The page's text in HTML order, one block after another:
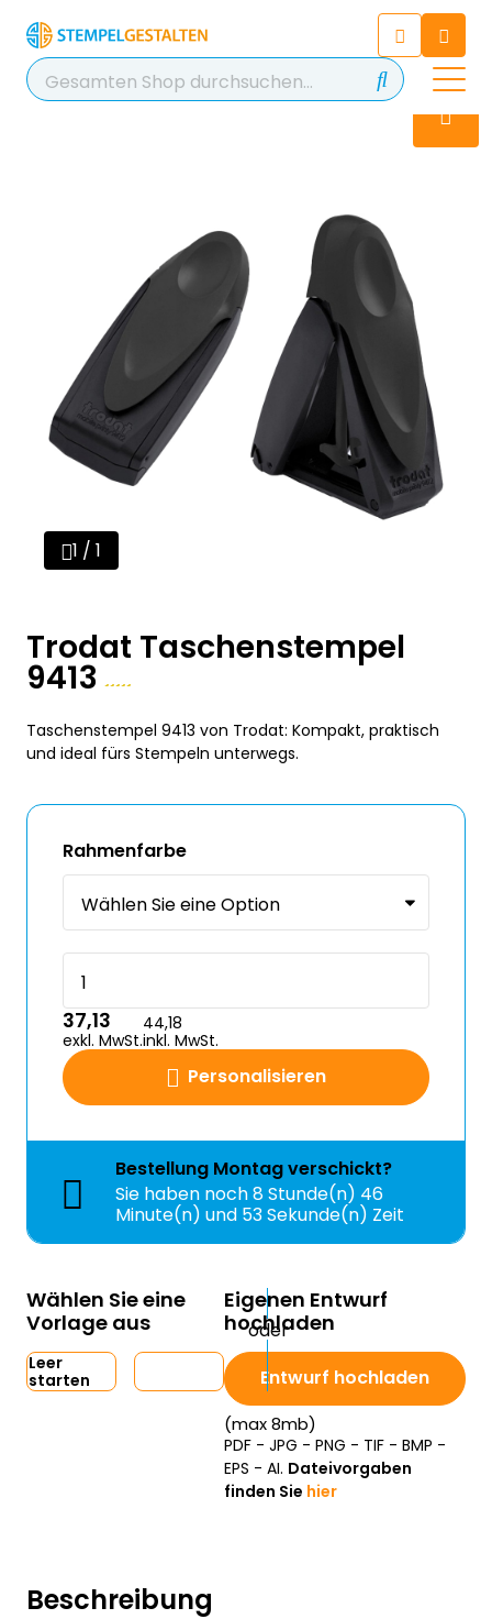
Chatten Sie 24/7 mit unserem
hilfreichen Chatbot
Kontakt
+49 2038 0480 403
Beschreibung
1 / 1
Trodat Taschenstempel
9413
Taschenstempel 9413 von Trodat: Kompakt, praktisch
und ideal fürs Stempeln unterwegs.
Rahmenfarbe
Personalisieren
37,13
exkl. MwSt.
44,18
inkl. MwSt.
Bestellung Montagverschickt?
Sie haben noch8 Stunde(n) 46
Minute(n) und 52 Sekunde(n) Zeit
Wählen Sie eine
Vorlage aus
Leer
starten
Eigenen Entwurf
hochladen
Entwurf hochladen
(max 8mb)
PDF - JPG - PNG - TIF - BMP -
EPS - AI. Dateivorgaben
finden Sie hier